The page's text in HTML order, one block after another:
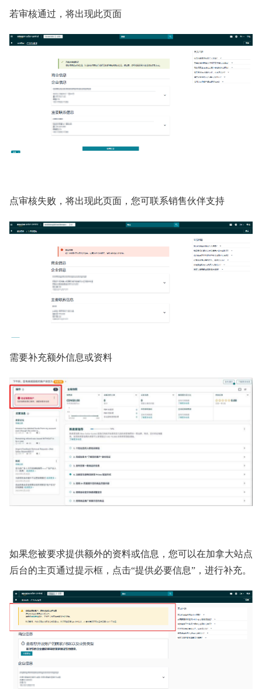
若审核通过，将出现此页面
点审核失败，将出现此页面，您可联系销售伙伴支持
需要补充额外信息或资料
如果您被要求提供额外的资料或信息，您可以在加拿大站点
后台的主页通过提示框，点击“提供必要信息”，进行补充。